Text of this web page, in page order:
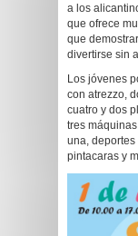
a los
que ofrece
que
divertirse sin
Los jóvenes
con atrezzo,
cuatro y dos
tres
una,
pintacaras y